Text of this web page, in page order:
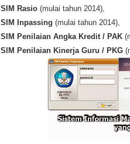
SIM Rasio (mulai tahun 2014),
SIM Inpassing (mulai tahun 2014),
SIM Penilaian Angka Kredit / PAK
SIM Penilaian Kinerja Guru / PKG